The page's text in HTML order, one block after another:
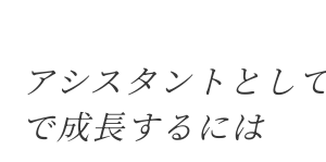
アシスタントとし
で成長するには